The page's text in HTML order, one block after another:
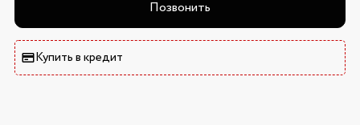
Позвонить
Купить в кредит